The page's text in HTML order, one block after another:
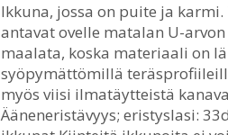
Ikkuna, jossa on puite ja
antavat ovelle matalan U-
maalata, koska materiaali on
syöpymättömillä
myös viisi ilmatäytteistä
Ääneneristävyys; eristyslasi: